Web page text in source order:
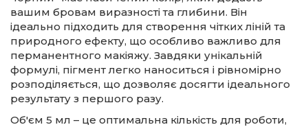
вашим бровам виразності та глибини. Він
ідеально підходить для створення чітких ліній та
природного ефекту, що особливо важливо для
перманентного макіяжу. Завдяки унікальній
формулі, пігмент легко наноситься і рівномірно
розподіляється, що дозволяє досягти ідеального
результату з першого разу.
Об'єм 5 мл – це оптимальна кількість для роботи,